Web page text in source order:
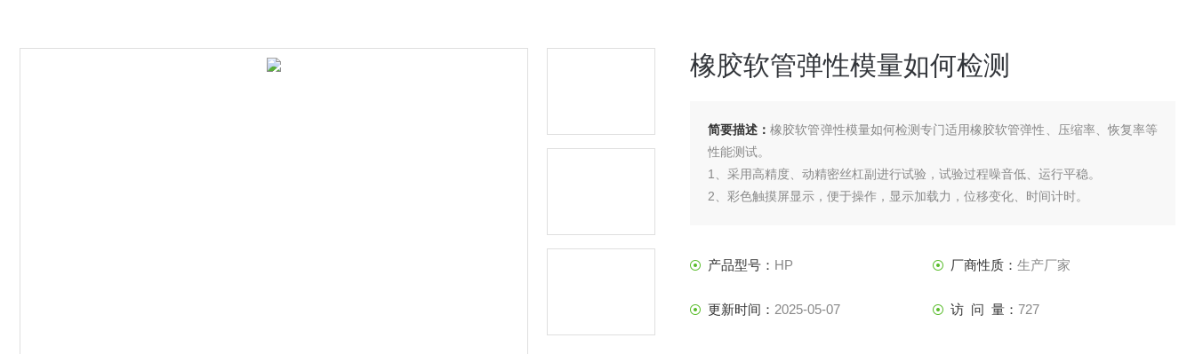
橡胶软管弹性模量如何检测
简要描述：橡胶软管弹性模量如何检测专门适用橡胶软管弹性、压缩率、恢复率等
性能测试。
1、采用高精度、动精密丝杠副进行试验，试验过程噪音低、运行平稳。
2、彩色触摸屏显示，便于操作，显示加载力，位移变化、时间计时。
产品型号： HP 厂商性质： 生产厂家
更新时间： 2025-05-07 访 问 量： 727